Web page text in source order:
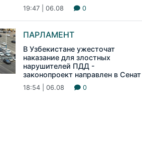
19:47 | 06.08 0
ПАРЛАМЕНТ
В Узбекистане ужесточат
наказание для злостных
нарушителей ПДД -
законопроект направлен в Сенат
18:54 | 06.08 0